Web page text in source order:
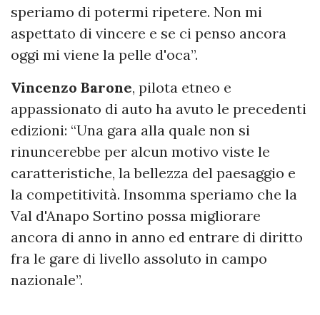
speriamo di potermi ripetere. Non mi
aspettato di vincere e se ci penso ancora
oggi mi viene la pelle d'oca”.
Vincenzo Barone, pilota etneo e
appassionato di auto ha avuto le precedenti
edizioni: “Una gara alla quale non si
rinuncerebbe per alcun motivo viste le
caratteristiche, la bellezza del paesaggio e
la competitività. Insomma speriamo che la
Val d'Anapo Sortino possa migliorare
ancora di anno in anno ed entrare di diritto
fra le gare di livello assoluto in campo
nazionale”.